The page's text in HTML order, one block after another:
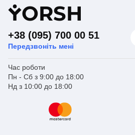
YORSH
+38 (095) 700 00 51
Передзвоніть мені
Час роботи
Пн - Сб з 9:00 до 18:00
Нд з 10:00 до 18:00